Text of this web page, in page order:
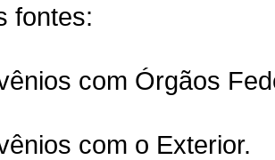
fontes:
com Órgãos
com o Exterior.